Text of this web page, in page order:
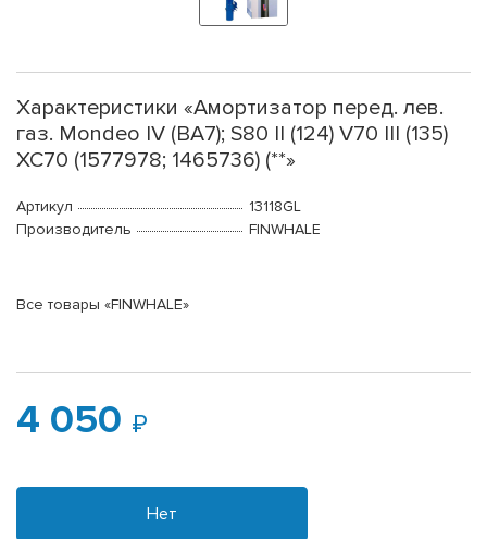
Характеристики «Амортизатор перед. лев.
газ. Mondeo IV (BA7); S80 II (124) V70 III (135)
XC70 (1577978; 1465736) (**»
Артикул
13118GL
Производитель
FINWHALE
Все товары «FINWHALE»
4 050
Нет